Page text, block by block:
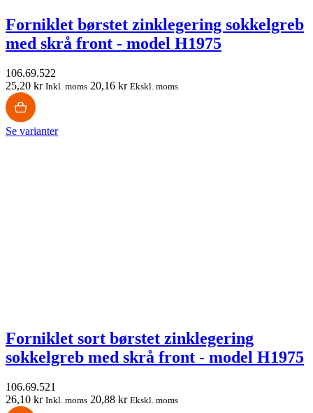
Forniklet børstet zinklegering sokkelgreb
med skrå front - model H1975
106.69.522
25,20 kr Inkl. moms 20,16 kr Ekskl. moms
Se varianter
Forniklet sort børstet zinklegering
sokkelgreb med skrå front - model H1975
106.69.521
26,10 kr Inkl. moms 20,88 kr Ekskl. moms